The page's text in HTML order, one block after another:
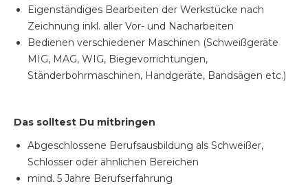
Eigenständiges Bearbeiten der Werkstücke nach
Zeichnung inkl. aller Vor- und Nacharbeiten
Bedienen verschiedener Maschinen (Schweißgeräte
MIG, MAG, WIG, Biegevorrichtungen,
Ständerbohrmaschinen, Handgeräte, Bandsägen etc.)
Das solltest Du mitbringen
Abgeschlossene Berufsausbildung als Schweißer,
Schlosser oder ähnlichen Bereichen
mind. 5 Jahre Berufserfahrung